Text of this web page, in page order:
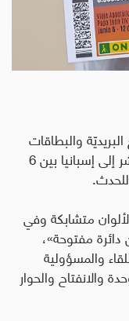
والبطاقات
التذكارية بمناسبة زيارة البابا لاون الرابع عشر إلى إسبانيا بين 6
.
متشابكة وفي
مفتوحة»،
والمسؤولية
والانفتاح والحوار